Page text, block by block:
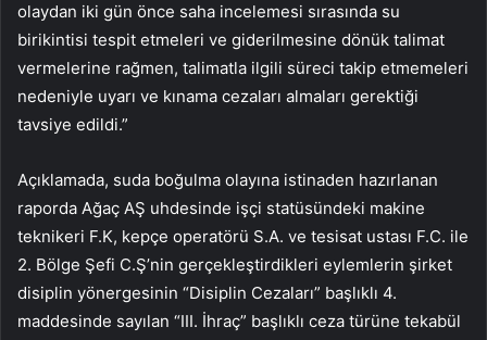
olaydan iki gün önce saha incelemesi sırasında su
birikintisi tespit etmeleri ve giderilmesine dönük talimat
vermelerine rağmen, talimatla ilgili süreci takip etmemeleri
nedeniyle uyarı ve kınama cezaları almaları gerektiği
tavsiye edildi.”
Açıklamada, suda boğulma olayına istinaden hazırlanan
raporda Ağaç AŞ uhdesinde işçi statüsündeki makine
teknikeri F.K, kepçe operatörü S.A. ve tesisat ustası F.C. ile
2. Bölge Şefi C.Ş’nin gerçekleştirdikleri eylemlerin şirket
disiplin yönergesinin “Disiplin Cezaları” başlıklı 4.
maddesinde sayılan “III. İhraç” başlıklı ceza türüne tekabül